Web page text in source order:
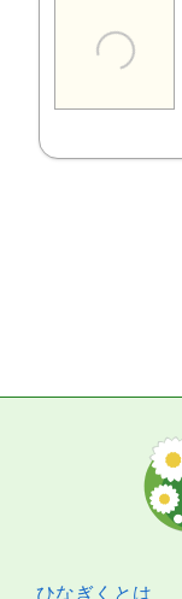
ひなぎくとは